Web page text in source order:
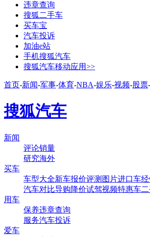
违章查询
搜狐二手车
买车宝
汽车投诉
加油e站
手机搜狐汽车
搜狐汽车移动应用>>
首页-新闻-军事-体育-NBA-娱乐-视频-股票-
搜狐汽车
新闻
评论销量
研究海外
买车
车型大全新车报价评测 图片进口车
汽车对比导购降价试驾视频特惠车
用车
保养违章查询
服务汽车投诉
爱车